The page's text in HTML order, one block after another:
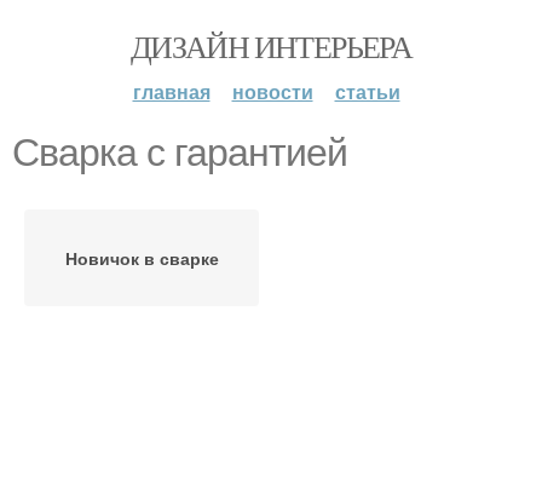
ДИЗАЙН ИНТЕРЬЕРА
главная новости статьи
Сварка с гарантией
Новичок в сварке